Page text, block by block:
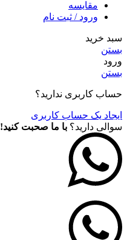
مقايسه
ورود / ثبت نام
سبد خرید
بستن
ورود
بستن
حساب کاربری ندارید؟
ایجاد یک حساب کاربری
سوالی دارید؟ با ما صحبت کنید!